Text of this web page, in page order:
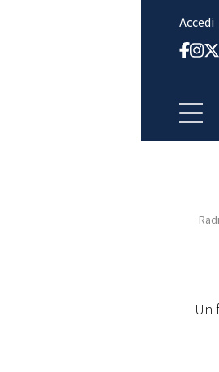
Accedi
HOME
WEBUn